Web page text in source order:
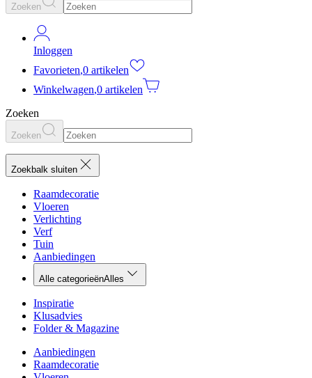
Zoeken
Inloggen
Favorieten,0 artikelen
Winkelwagen,0 artikelen
Zoeken
Zoeken
Zoekbalk sluiten
Raamdecoratie
Vloeren
Verlichting
Verf
Tuin
Aanbiedingen
Alle categorieënAlles
Inspiratie
Klusadvies
Folder & Magazine
Aanbiedingen
Raamdecoratie